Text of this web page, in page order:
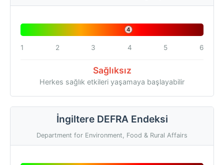
4
1 2 3 4 5 6
Sağlıksız
Herkes sağlık etkileri yaşamaya başlayabilir
İngiltere DEFRA Endeksi
Department for Environment, Food & Rural Affairs